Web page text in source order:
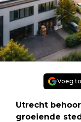
Voeg
Utrecht
groeiende